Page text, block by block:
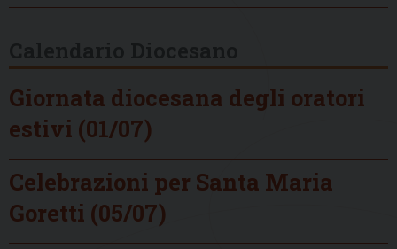
Giornata diocesana degli oratori
estivi (01/07)
Celebrazioni per Santa Maria
Goretti (05/07)